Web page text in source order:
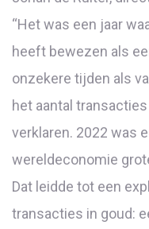
“Het was een jaar
heeft bewezen als
onzekere tijden als
het aantal
verklaren. 2022 was
wereldeconomie
Dat leidde tot een
transacties in goud: